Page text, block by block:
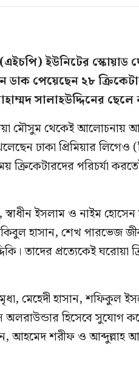
ইউনিটের স্কোয়াড
ডাক পেয়েছেন ২৮
সালাহউদ্দিনের ছেলে
মৌসুম থেকেই আলোচনায়
ঢাকা প্রিমিয়ার
ক্রিকেটারদের পরিচর্যা
ইসলাম ও নাইম
হাসান, শেখ পারভেজ
তাদের প্রত্যেকেই ঘরোয়া
মেহেদী হাসান, শফিকুল
হিসেবে সুযোগ
আহমেদ শরীফ ও আব্দুল্লাহ